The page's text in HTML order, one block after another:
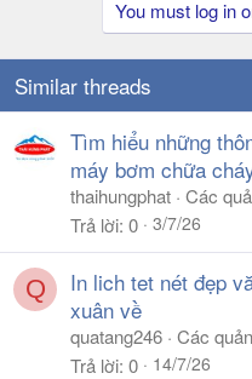
s
:
You must log in
Similar threads
Tìm hiểu những
máy bơm chữa
thaihungphat Các
Trả lời 0 3/7/26
Q
In lich tet nét đẹp
xuân về
quatang246 Các
Trả lời 0 14/7/26